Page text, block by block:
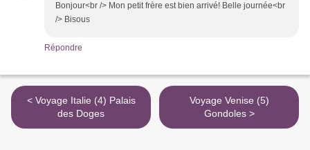
Bonjour<br /> Mon petit frère est bien arrivé! Belle journée<br
/> Bisous
Répondre
< Voyage Italie (4) Palais
des Doges
Voyage Venise (5)
Gondoles >